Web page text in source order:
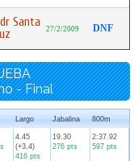
Santa
27/2/2009 DNF
- Final
Largo Jabalina 800m
4.45
(+3.4)
416 pts
19.30
276 pts
2:37.92
597 pts